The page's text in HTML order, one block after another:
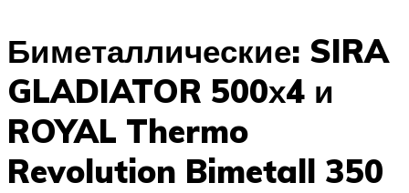
Биметаллические: SIRA
GLADIATOR 500х4 и
ROYAL Thermo
Revolution Bimetall 350